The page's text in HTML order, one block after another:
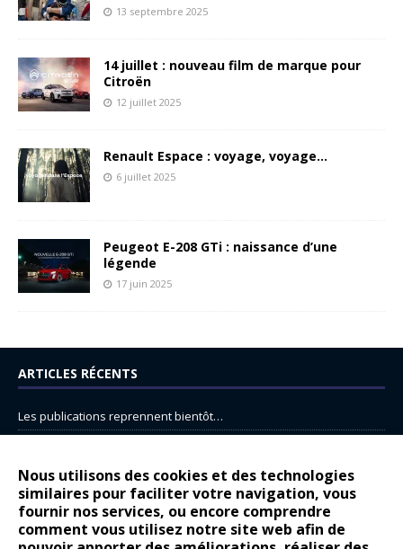
Nous utilisons des cookies et des technologies
similaires pour faciliter votre navigation, vous
fournir nos services, ou encore comprendre
comment vous utilisez notre site web afin de
13 septembre 2025
14 juillet : nouveau film de marque pour
Citroën
12 juillet 2025
Renault Espace : voyage, voyage…
6 juillet 2025
Peugeot E-208 GTi : naissance d’une
légende
17 juin 2025
ARTICLES RÉCENTS
Les publications reprennent bientôt…
14 juillet : nouveau film de marque pour Citroën
Renault Espace : voyage, voyage…
Peugeot E-208 GTi : naissance d’une légende